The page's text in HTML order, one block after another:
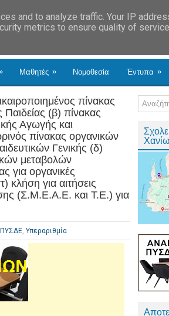
Μαθητές » Νομοθεσία Έντυπα »
πίνακας
(β) πίνακας
Αγωγής και
πίνακας οργανικών
Γενικής (δ)
μεταβολών
για οργανικές
κλήση για αιτήσεις
(Σ.Μ.Ε.Α.Ε. και Τ.Ε.) για
ΠΥΣΔΕ, Υπεραριθμία
and to analyze traffic. Your IP
metrics to ensure quality of